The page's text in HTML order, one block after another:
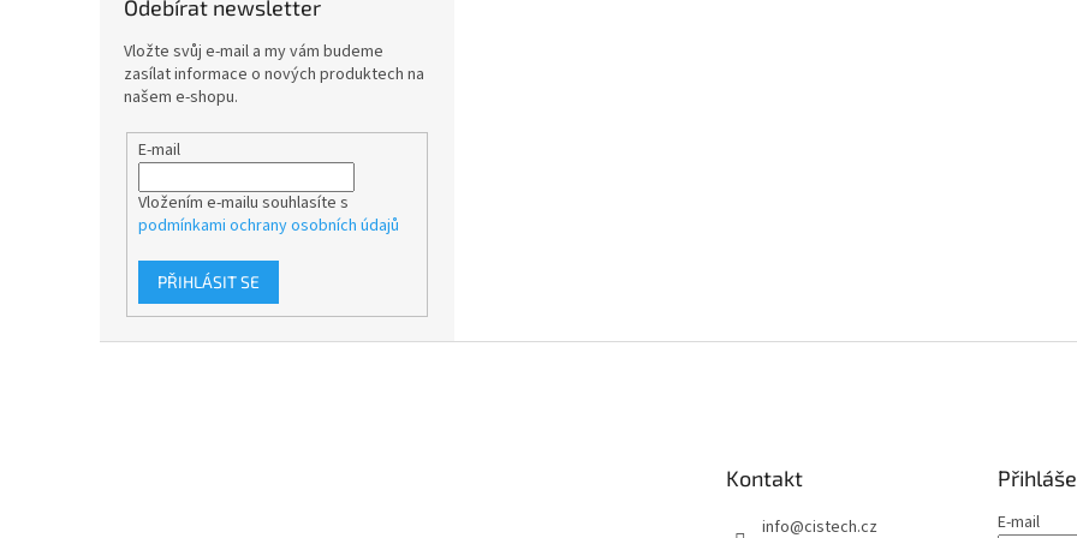
Odebírat newsletter
Vložte svůj e-mail a my vám budeme
zasílat informace o nových produktech na
našem e-shopu.
E-mail
Vložením e-mailu souhlasíte s
podmínkami ochrany osobních údajů
PŘIHLÁSIT SE
Kontakt
info@cistech.cz E-mail